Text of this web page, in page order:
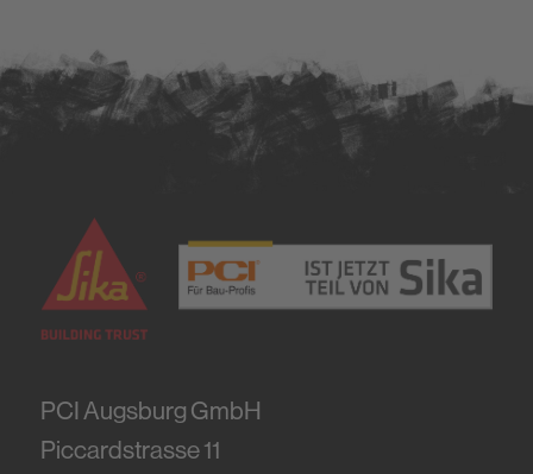
PCI Augsburg GmbH
Piccardstrasse 11